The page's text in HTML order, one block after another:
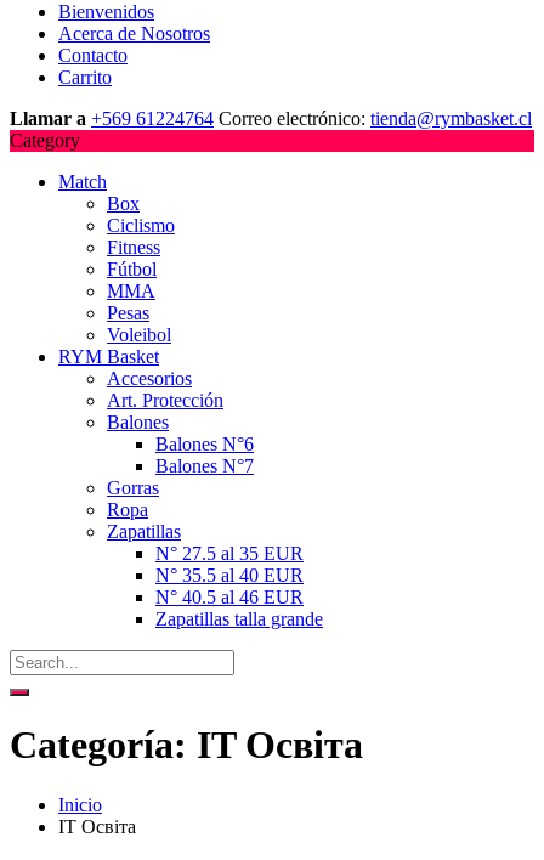
Bienvenidos
Acerca de Nosotros
Contacto
Carrito
Llamar a +569 61224764 Correo electrónico: tienda@rymbasket.cl
Category
Match
Box
Ciclismo
Fitness
Fútbol
MMA
Pesas
Voleibol
RYM Basket
Accesorios
Art. Protección
Balones
Balones N°6
Balones N°7
Gorras
Ropa
Zapatillas
N° 27.5 al 35 EUR
N° 35.5 al 40 EUR
N° 40.5 al 46 EUR
Zapatillas talla grande
Categoría: IT Освіта
Inicio
IT Освіта